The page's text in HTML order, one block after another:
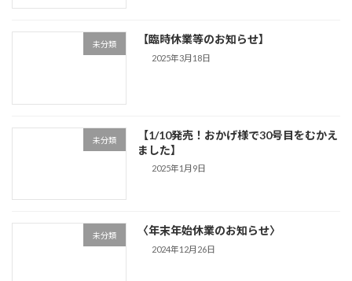
未分類 【臨時休業等のお知らせ】
2025年3月18日
未分類
【1/10発売！おかげ様で30号目をむかえ
ました】
2025年1月9日
未分類 〈年末年始休業のお知らせ〉
2024年12月26日